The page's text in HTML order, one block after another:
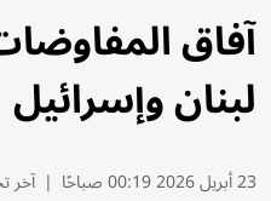
آفاق
لبنان وإسرائيل
23 أبريل 2026 00:19 صباحًا | آخر